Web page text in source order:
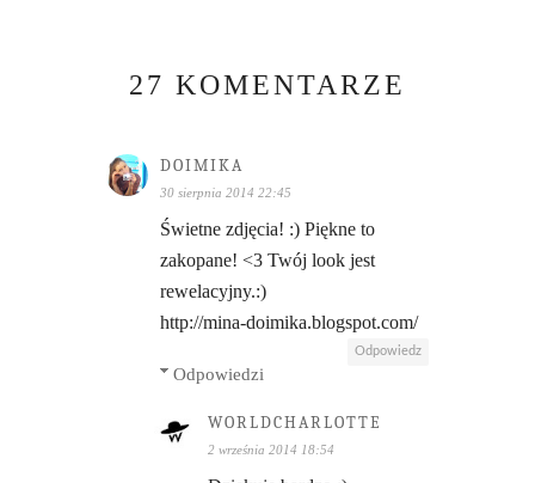
27 KOMENTARZE
DOIMIKA
30 sierpnia 2014 22:45
Świetne zdjęcia! :) Piękne to
zakopane! <3 Twój look jest
rewelacyjny.:)
http://mina-doimika.blogspot.com/
Odpowiedz
Odpowiedzi
WORLDCHARLOTTE
2 września 2014 18:54